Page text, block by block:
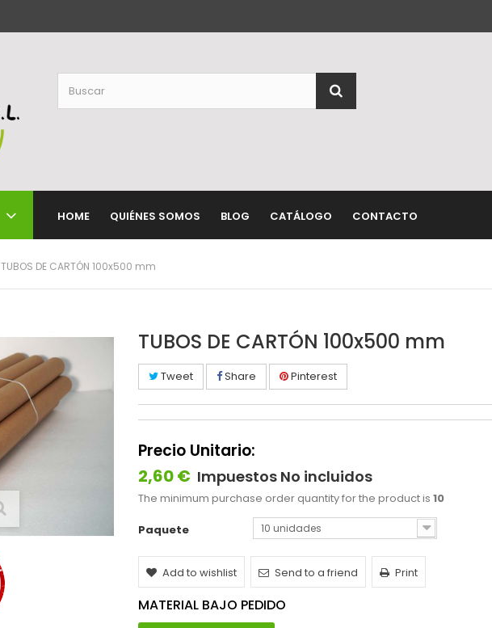
HOME QUIÉNES SOMOS BLOG CATÁLOGO CONTACTO
TUBOS DE CARTÓN 100x500 mm
TUBOS DE CARTÓN 100x500 mm
Tweet Share Pinterest
Precio Unitario:
2,60 € Impuestos No incluidos
The minimum purchase order quantity for the product is 10
Paquete 10 unidades
Add to wishlist Send to a friend Print
MATERIAL BAJO PEDIDO